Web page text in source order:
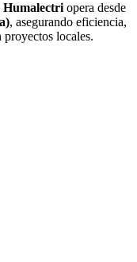
Humalectri opera desde
, asegurando eficiencia,
locales.